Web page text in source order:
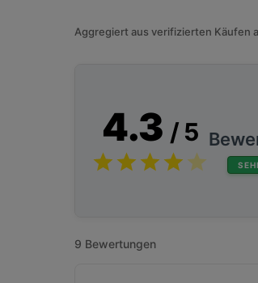
Aggregiert aus verifizierten Käufen
4.3 / 5
9 Bewertungen